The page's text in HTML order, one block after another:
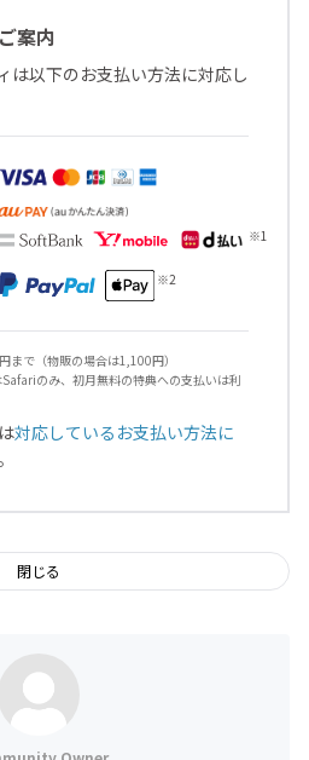
案内
は以下のお支払い方法に対応し
で（物販の場合は1,100円）
のみ、初月無料の特典への支払いは利
対応しているお支払い方法に
閉じる